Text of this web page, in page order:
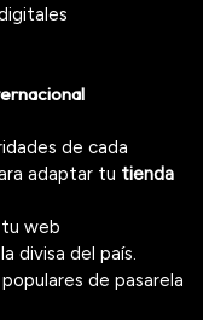
de cada
adaptar tu tienda
web
divisa del país.
de pasarela